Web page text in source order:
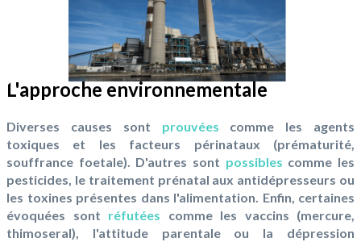
L'approche environnementale
Diverses causes sont prouvées comme les agents
toxiques et les facteurs périnataux (prématurité,
souffrance foetale). D'autres sont possibles comme les
pesticides, le traitement prénatal aux antidépresseurs ou
les toxines présentes dans l'alimentation. Enfin, certaines
évoquées sont réfutées comme les vaccins (mercure,
thimoseral), l'attitude parentale ou la dépression